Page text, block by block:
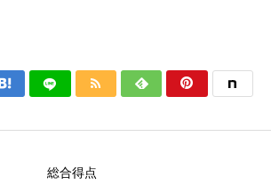
   
総合得点